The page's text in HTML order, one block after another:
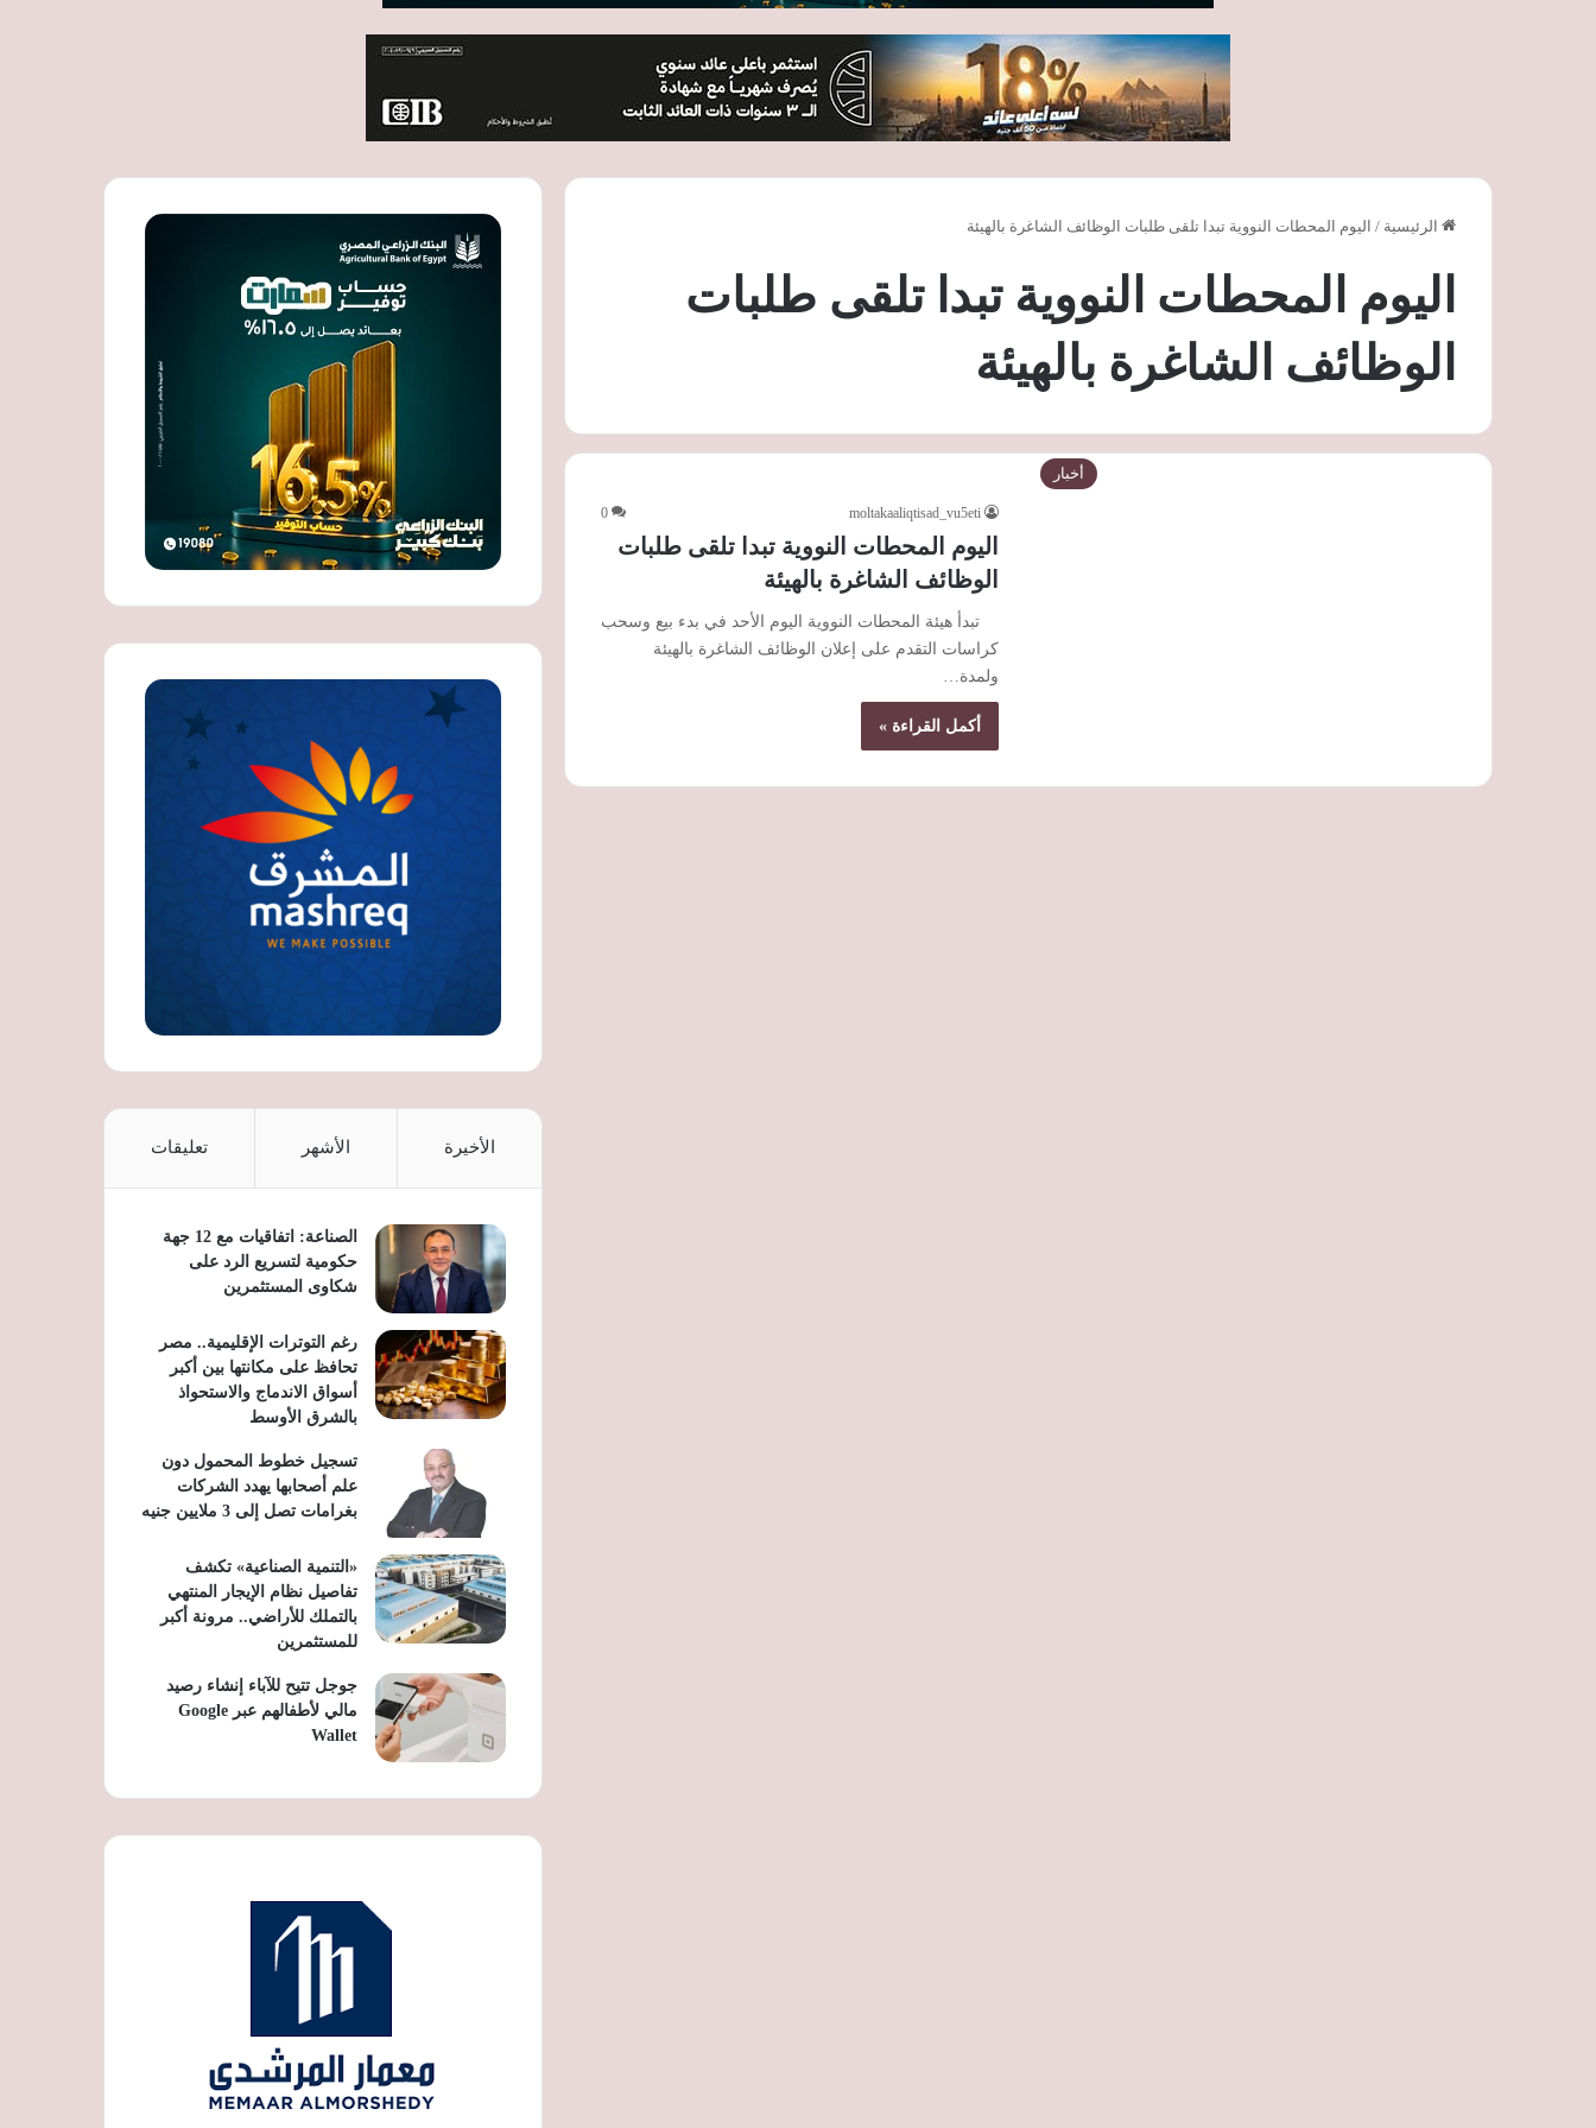
الرئيسية / اليوم المحطات النووية تبدا تلقى طلبات الوظائف الشاغرة بالهيئة
اليوم المحطات النووية تبدا تلقى طلبات
الوظائف الشاغرة بالهيئة
أخبار
moltakaaliqtisad_vu5eti
0
اليوم المحطات النووية تبدا تلقى طلبات
الوظائف الشاغرة بالهيئة
تبدأ هيئة المحطات النووية اليوم الأحد في بدء بيع وسحب
كراسات التقدم على إعلان الوظائف الشاغرة بالهيئة
ولمدة…
أكمل القراءة »
الأخيرة الأشهر تعليقات
الصناعة: اتفاقيات مع 12 جهة
حكومية لتسريع الرد على
شكاوى المستثمرين
رغم التوترات الإقليمية.. مصر
تحافظ على مكانتها بين أكبر
أسواق الاندماج والاستحواذ
بالشرق الأوسط
تسجيل خطوط المحمول دون
علم أصحابها يهدد الشركات
بغرامات تصل إلى 3 ملايين جنيه
«التنمية الصناعية» تكشف
تفاصيل نظام الإيجار المنتهي
بالتملك للأراضي.. مرونة أكبر
للمستثمرين
جوجل تتيح للآباء إنشاء رصيد
مالي لأطفالهم عبر Google
Wallet